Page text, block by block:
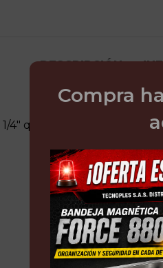
Compra
DESCRIPCIÓN
4″ que incluye 22 piezas,